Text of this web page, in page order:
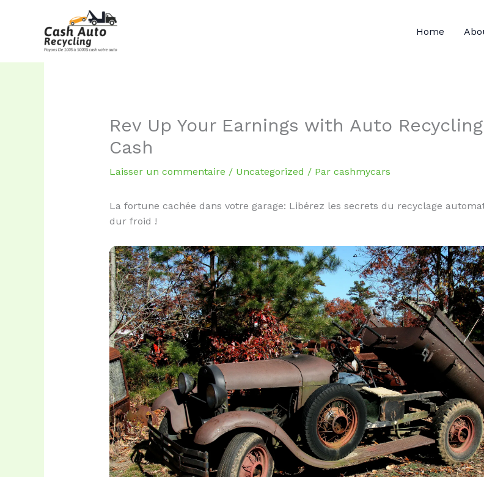
Home
Rev Up Your Earnings with Auto
Cash
Laisser un commentaire / Uncategorized / Par cashmycars
La fortune cachée dans votre garage: Libérez les secrets du recyclage
dur froid !